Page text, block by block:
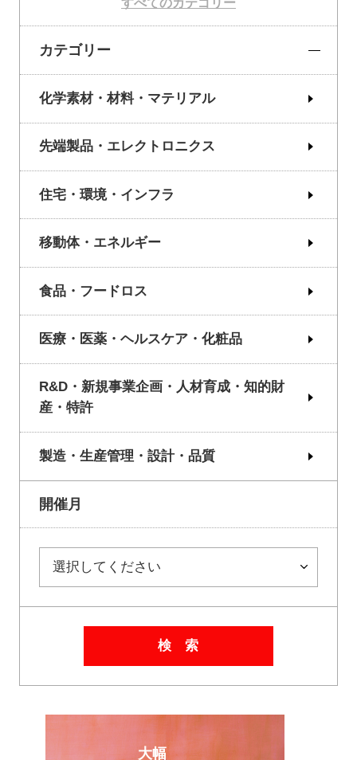
カテゴリー
化学素材・材料・マテリアル
先端製品・エレクトロニクス
住宅・環境・インフラ
移動体・エネルギー
食品・フードロス
医療・医薬・ヘルスケア・化粧品
R&D・新規事業企画・人材育成・知的財
産・特許
製造・生産管理・設計・品質
開催月
検 索
大幅